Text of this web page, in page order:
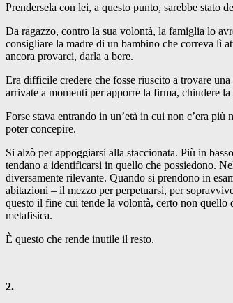
Prendersela con lei, a questo punto, sarebbe stato
Da ragazzo, contro la sua volontà, la famiglia lo
consigliare la madre di un bambino che correva lì
ancora provarci, darla a bere.
Era difficile credere che fosse riuscito a trovare
arrivate a momenti per apporre la firma, chiudere
Forse stava entrando in un’età in cui non c’era
poter concepire.
Si alzò per appoggiarsi alla staccionata. Più in
tendano a identificarsi in quello che possiedono.
diversamente rilevante. Quando si prendono in
abitazioni – il mezzo per perpetuarsi, per
questo il fine cui tende la volontà, certo non quello
metafisica.
È questo che rende inutile il resto.
2.